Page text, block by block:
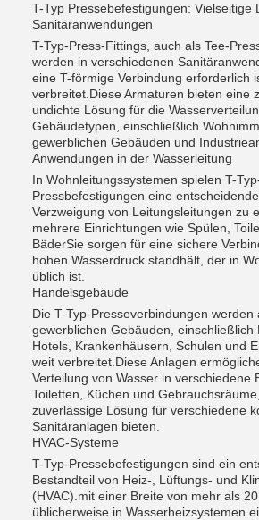
T-Typ Pressebefestigungen: Vielseitige
Sanitäranwendungen
T-Typ-Press-Fittings, auch als Tee-
werden in verschiedenen
eine T-förmige Verbindung erforderlich
verbreitet.Diese Armaturen bieten eine
undichte Lösung für die
Gebäudetypen, einschließlich
gewerblichen Gebäuden und
Anwendungen in der Wasserleitung
In Wohnleitungssystemen spielen T-
Pressbefestigungen eine
Verzweigung von Leitungsleitungen zu
mehrere Einrichtungen wie Spülen,
BäderSie sorgen für eine sichere
hohen Wasserdruck standhält, der in
üblich ist.
Handelsgebäude
Die T-Typ-Presseverbindungen werden
gewerblichen Gebäuden, einschließlich
Hotels, Krankenhäusern, Schulen und
weit verbreitet.Diese Anlagen
Verteilung von Wasser in verschiedene
Toiletten, Küchen und
zuverlässige Lösung für verschiedene
Sanitäranlagen bieten.
HVAC-Systeme
T-Typ-Pressebefestigungen sind ein
Bestandteil von Heiz-, Lüftungs- und
(HVAC).mit einer Breite von mehr als
üblicherweise in Wasserheizsystemen